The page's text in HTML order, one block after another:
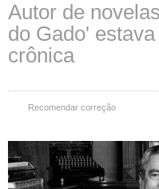
Autor de
do Gado'
crônica
Recomendar correção